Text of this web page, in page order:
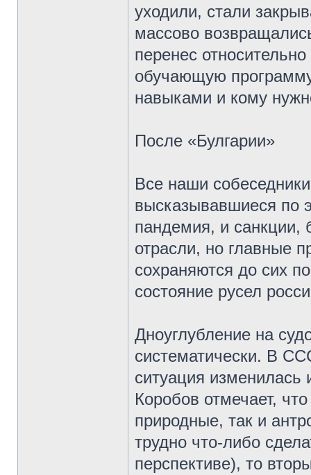
уходили, стали
массово
перенес
обучающую
навыками и кому
После «Булгарии»
Все наши
высказывавшиеся по
пандемия, и санкции,
отрасли, но главные
сохраняются до сих
состояние русел
Дноуглубление на
систематически. В
ситуация
Коробов отмечает,
природные, так и
трудно что-либо
перспективе), то